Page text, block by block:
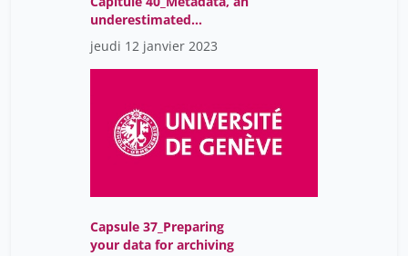
underestimated
facilitator
jeudi 12 janvier 2023
Capsule 37_Preparing
your data for archiving